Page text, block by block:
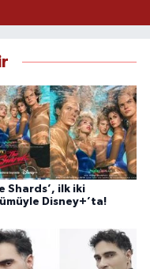
Shards’, ilk iki
Disney+’ta!